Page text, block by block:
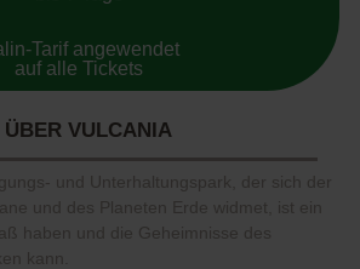
Tarif angewendet
auf alle Tickets
ÜBER VULCANIA
und Unterhaltungspark, der sich der
und des Planeten Erde widmet, ist ein
haben und die Geheimnisse des
kann.